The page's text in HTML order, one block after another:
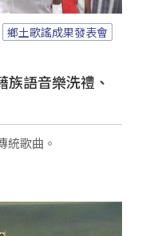
鄉土歌謠成果發表會
族語音樂洗禮、
統歌曲。